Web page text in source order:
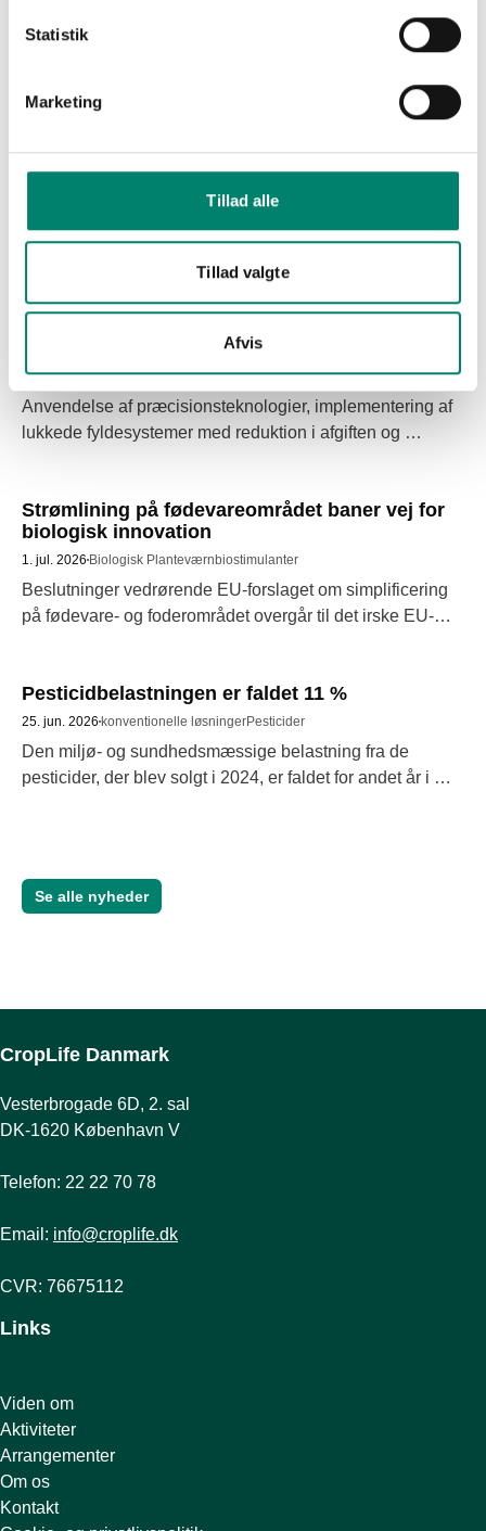
Statistik
Marketing
Tillad alle
Tillad valgte
Afvis
prioritet og forbrugerne skal kunne føle sig trygge ved at
spise frugt, grønt og kornprodukter fra supermarkedets
påvirke efterspørgslen på danske afgrøder,” afslutter
Seneste artikler
Pesticidstrategi 2027-2031 skal forhandles i
sagspukkelPræcision
Anvendelse af præcisionsteknologier, implementering af
lukkede fyldesystemer med reduktion i afgiften og
forhandlinger
Strømlining på fødevareområdet baner vej for
biologisk innovation
1. jul. 2026 Biologisk Planteværnbiostimulanter
Beslutninger vedrørende EU-forslaget om simplificering
på fødevare- og foderområdet overgår til det irske EU-
Pesticidbelastningen er faldet 11 %
25. jun. 2026 konventionelle løsningerPesticider
Den miljø- og sundhedsmæssige belastning fra de
pesticider, der blev solgt i 2024, er faldet for andet år i
Se alle nyheder
CropLife Danmark
Vesterbrogade 6D, 2. sal
DK-1620 København V
Telefon: 22 22 70 78
Email: info@croplife.dk
CVR: 76675112
Links
Viden om
Aktiviteter
Arrangementer
Om os
Kontakt